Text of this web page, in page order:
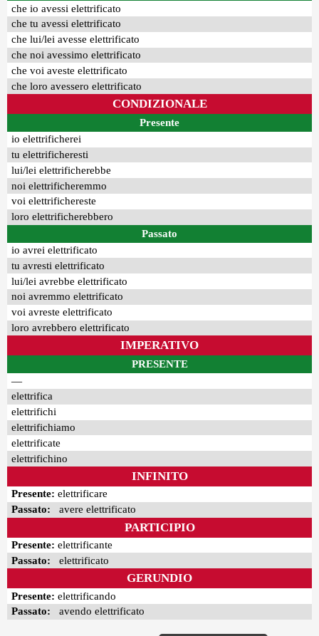
che io avessi elettrificato
che tu avessi elettrificato
che lui/lei avesse elettrificato
che noi avessimo elettrificato
che voi aveste elettrificato
che loro avessero elettrificato
CONDIZIONALE
Presente
io elettrificherei
tu elettrificheresti
lui/lei elettrificherebbe
noi elettrificheremmo
voi elettrifichereste
loro elettrificherebbero
Passato
io avrei elettrificato
tu avresti elettrificato
lui/lei avrebbe elettrificato
noi avremmo elettrificato
voi avreste elettrificato
loro avrebbero elettrificato
IMPERATIVO
PRESENTE
—
elettrifica
elettrifichi
elettrifichiamo
elettrificate
elettrifichino
INFINITO
Presente: elettrificare
Passato: avere elettrificato
PARTICIPIO
Presente: elettrificante
Passato: elettrificato
GERUNDIO
Presente: elettrificando
Passato: avendo elettrificato